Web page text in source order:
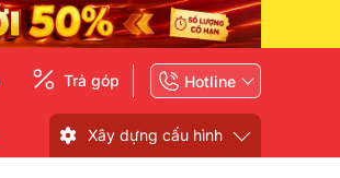
Trả góp Hotline
Xây dựng cấu hình